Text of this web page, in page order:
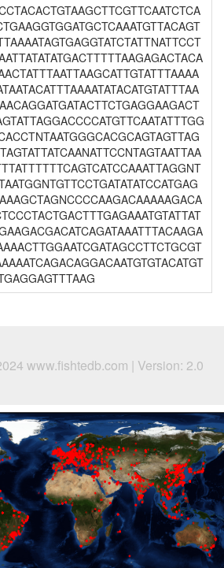
www.fishtedb.com | Version: 2.0